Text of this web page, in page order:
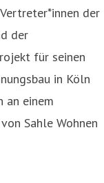
der
der
für seinen
in Köln
an einem
Sahle Wohnen